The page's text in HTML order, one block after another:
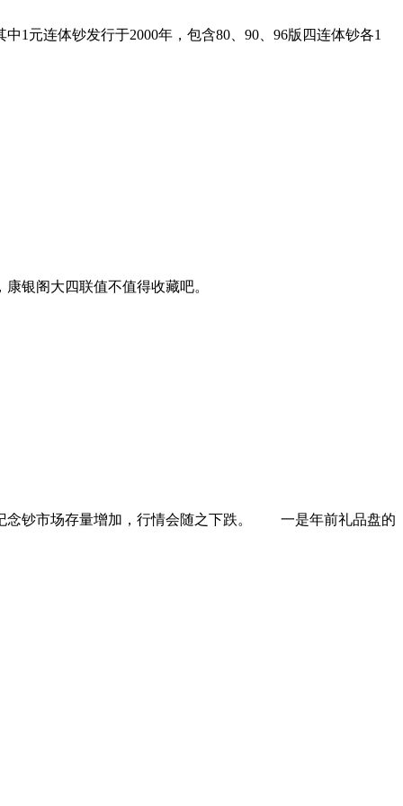
1元连体钞发行于2000年，包含80、90、96版四连体钞各1
银阁大四联值不值得收藏吧。
钞市场存量增加，行情会随之下跌。 一是年前礼品盘的